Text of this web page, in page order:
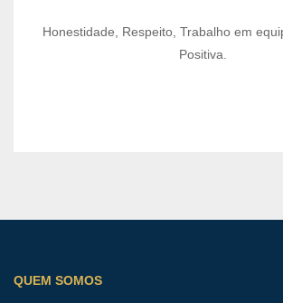
Honestidade, Respeito, Trabalho em
Positiva.
QUEM SOMOS